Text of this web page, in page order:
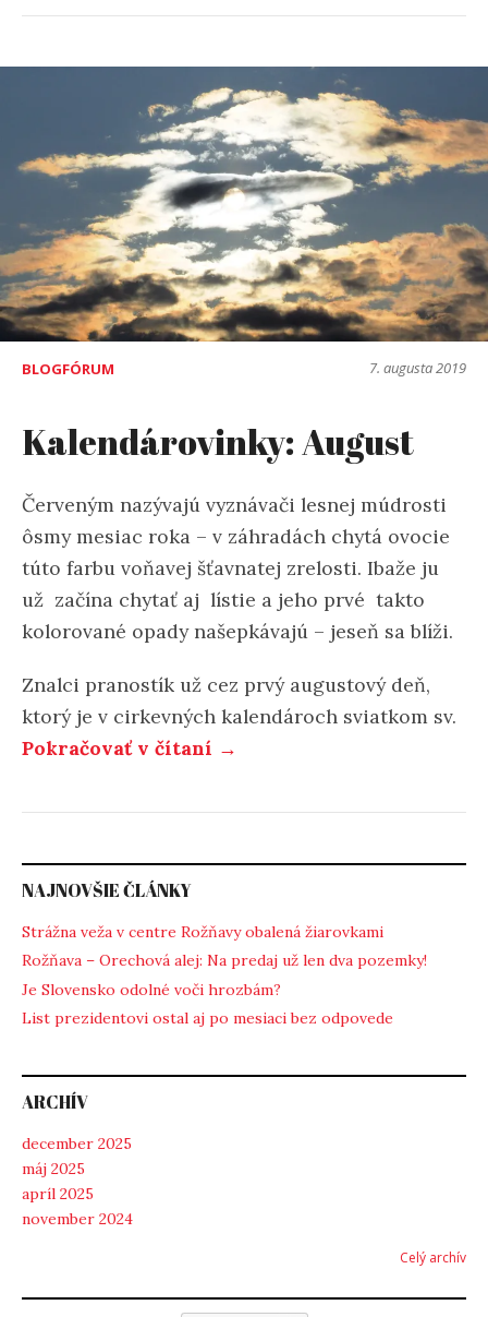
BLOGFÓRUM 7. augusta 2019
Kalendárovinky: August
Červeným nazývajú vyznávači lesnej múdrosti
ôsmy mesiac roka – v záhradách chytá ovocie
túto farbu voňavej šťavnatej zrelosti. Ibaže ju
už začína chytať aj lístie a jeho prvé takto
kolorované opady našepkávajú – jeseň sa blíži.
Znalci pranostík už cez prvý augustový deň,
ktorý je v cirkevných kalendároch sviatkom sv.
Pokračovať v čítaní →
NAJNOVŠIE ČLÁNKY
Strážna veža v centre Rožňavy obalená žiarovkami
Rožňava – Orechová alej: Na predaj už len dva pozemky!
Je Slovensko odolné voči hrozbám?
List prezidentovi ostal aj po mesiaci bez odpovede
ARCHÍV
december 2025
máj 2025
apríl 2025
november 2024
Celý archív